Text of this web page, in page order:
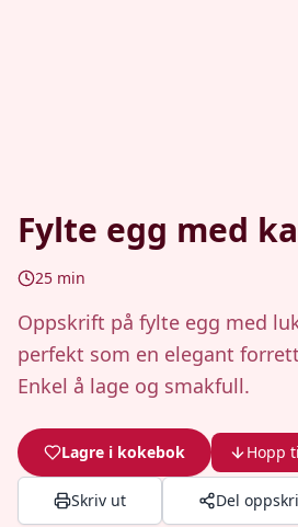
Fylte egg med
25 min
Oppskrift på fylte egg med
perfekt som en elegant
Enkel å lage og smakfull.
Lagre i kokebok Hopp
Skriv ut Del